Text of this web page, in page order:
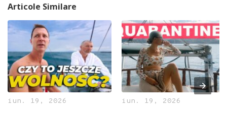
Articole Similare
iun. 19, 2026 iun. 19, 2026